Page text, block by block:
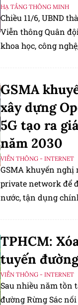
HẠ TẦNG THÔNG MINH
Chiều 11/6, UBND
Viễn thông Quân
khoa học, công
GSMA
xây dựng
5G tạo ra
năm 2030
VIỄN THÔNG - INTERNET
GSMA khuyến nghị
private network để
nước, tận dụng
TPHCM:
tuyến
VIỄN THÔNG - INTERNET
Sau nhiều năm tồn
đường Rừng Sác